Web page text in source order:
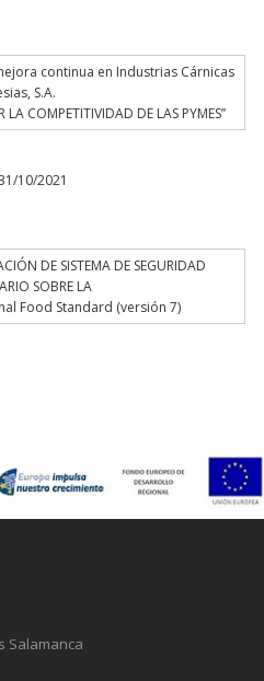
continua en Industrias Cárnicas
S.A.
COMPETITIVIDAD DE LAS PYMES”
10/2021
DE SISTEMA DE SEGURIDAD
SOBRE LA
Food Standard (versión 7)
Salamanca